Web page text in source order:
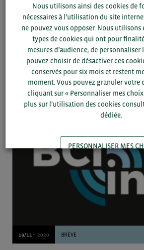
20/11 - 2020 WEBINAIRE
Benelux : un marché tremplin pour votre
Donnée
19/11 - 2020 BRÈVE
Nous utilisons ainsi des cookies de
nécessaires à l’utilisation du site
ne pouvez vous opposer. Nous utilisons
types de cookies qui ont pour
mesures d’audience, de personnaliser
pouvez choisir de désactiver ces
conservés pour six mois et restent
moment. Vous pouvez granuler votre
cliquant sur « Personnaliser mes
plus sur l’utilisation des cookies
dédiée.
PERSONNALISER MES
TOUT ACCEPTER